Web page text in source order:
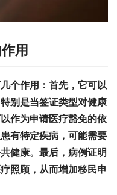
用
个作用：首先，它可以
别是当签证类型对健康
作为申请医疗豁免的依
有特定疾病，可能需要
健康。最后，病例证明
照顾，从而增加移民申